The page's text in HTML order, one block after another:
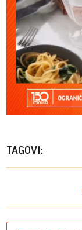
TAGOVI: